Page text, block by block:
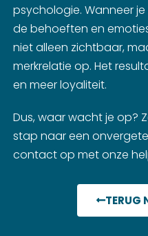
psychologie. Wanneer
de behoeften en
niet alleen zichtbaar,
merkrelatie op. Het
en meer loyaliteit.
Dus, waar wacht je op?
stap naar een
contact op met onze
TERUG